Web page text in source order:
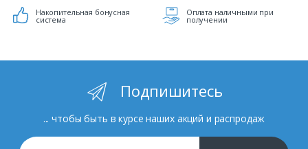
Накопительная бонусная
система
Оплата наличными при
получении
Подпишитесь
... чтобы быть в курсе наших акций и распродаж